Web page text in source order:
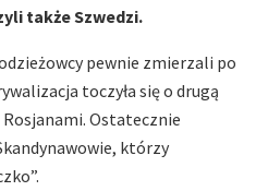
także Szwedzi.
pewnie zmierzali po
toczyła się o drugą
Ostatecznie
którzy